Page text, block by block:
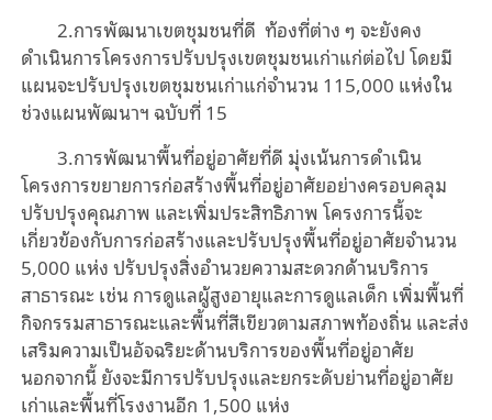
2.การพัฒนาเขตชุมชนที่ดี ท้องที่ต่าง ๆ จะยังคง
ดำเนินการโครงการปรับปรุงเขตชุมชนเก่าแก่ต่อไป โดยมี
แผนจะปรับปรุงเขตชุมชนเก่าแก่จำนวน 115,000 แห่งใน
ช่วงแผนพัฒนาฯ ฉบับที่ 15
3.การพัฒนาพื้นที่อยู่อาศัยที่ดี มุ่งเน้นการดำเนิน
โครงการขยายการก่อสร้างพื้นที่อยู่อาศัยอย่างครอบคลุม
ปรับปรุงคุณภาพ และเพิ่มประสิทธิภาพ โครงการนี้จะ
เกี่ยวข้องกับการก่อสร้างและปรับปรุงพื้นที่อยู่อาศัยจำนวน
5,000 แห่ง ปรับปรุงสิ่งอำนวยความสะดวกด้านบริการ
สาธารณะ เช่น การดูแลผู้สูงอายุและการดูแลเด็ก เพิ่มพื้นที่
กิจกรรมสาธารณะและพื้นที่สีเขียวตามสภาพท้องถิ่น และส่ง
เสริมความเป็นอัจฉริยะด้านบริการของพื้นที่อยู่อาศัย
นอกจากนี้ ยังจะมีการปรับปรุงและยกระดับย่านที่อยู่อาศัย
เก่าและพื้นที่โรงงานอีก 1,500 แห่ง